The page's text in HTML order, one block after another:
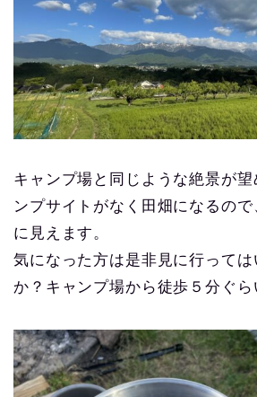
キャンプ場と同じような絶景が
ンプサイトがなく田畑になるの
に見えます。
気になった方は是非見に行っては
か？キャンプ場から徒歩５分ぐら